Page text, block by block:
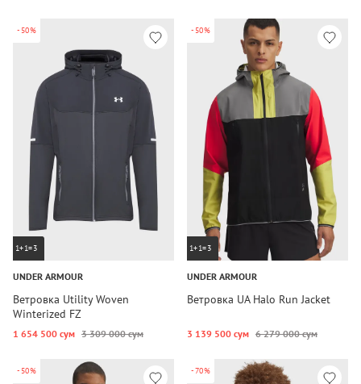
-50%
1+1=3
UNDER ARMOUR
Ветровка Utility Woven
Winterized FZ
1 654 500 сум 3 309 000 сум
-50%
1+1=3
UNDER ARMOUR
Ветровка UA Halo Run Jacket
3 139 500 сум 6 279 000 сум
-50% -70%